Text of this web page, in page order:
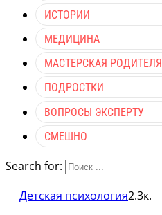
ИСТОРИИ
МЕДИЦИНА
МАСТЕРСКАЯ РОДИТЕЛЯ
ПОДРОСТКИ
ВОПРОСЫ ЭКСПЕРТУ
СМЕШНО
Search for:
Детская психология2.3к.